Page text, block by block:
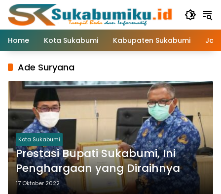
Langsung
konten
Home
Kota Sukabumi Kabupaten Sukabumi
Ade Suryana
Kota Sukabumi
Prestasi Bupati Sukabumi, Ini
Penghargaan yang Diraihnya
17 Oktober 2022